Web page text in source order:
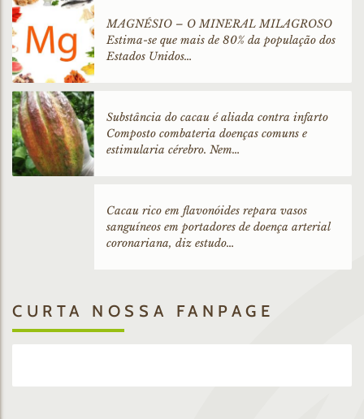
MAGNÉSIO – O MINERAL MILAGROSO
Estima-se que mais de 80% da população dos
Estados Unidos…
Substância do cacau é aliada contra infarto
Composto combateria doenças comuns e
estimularia cérebro. Nem…
Cacau rico em flavonóides repara vasos
sanguíneos em portadores de doença arterial
coronariana, diz estudo…
CURTA NOSSA FANPAGE